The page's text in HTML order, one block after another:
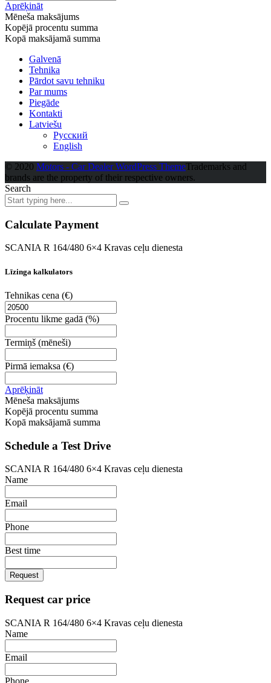
Aprēķināt
Mēneša maksājums
Kopējā procentu summa
Kopā maksājamā summa
Galvenā
Tehnika
Pārdot savu tehniku
Par mums
Piegāde
Kontakti
Latviešu
Русский
English
© 2020 Motors - Car Dealer WordPress ThemeTrademarks and
brands are the property of their respective owners.
Search
Calculate Payment
SCANIA R 164/480 6×4 Kravas ceļu dienesta
Līzinga kalkulators
Tehnikas cena (€)
Procentu likme gadā (%)
Termiņš (mēneši)
Pirmā iemaksa (€)
Aprēķināt
Mēneša maksājums
Kopējā procentu summa
Kopā maksājamā summa
Schedule a Test Drive
SCANIA R 164/480 6×4 Kravas ceļu dienesta
Name
Email
Phone
Best time
Request
Request car price
SCANIA R 164/480 6×4 Kravas ceļu dienesta
Name
Email
Phone